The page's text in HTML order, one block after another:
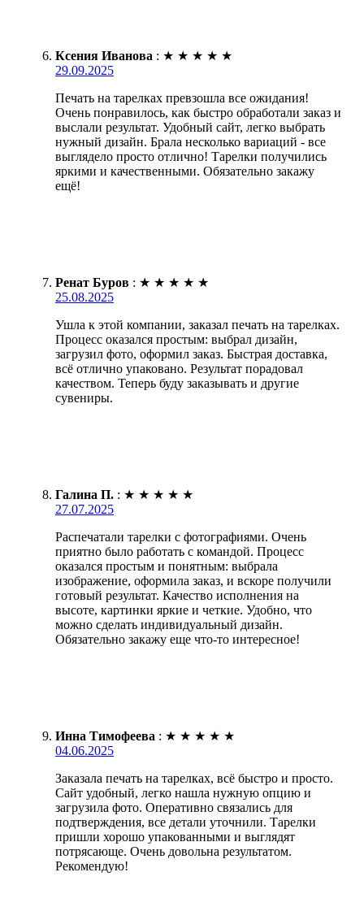
Ксения Иванова : ★ ★ ★ ★ ★
29.09.2025
Печать на тарелках превзошла все ожидания!
Очень понравилось, как быстро обработали заказ и
выслали результат. Удобный сайт, легко выбрать
нужный дизайн. Брала несколько вариаций - все
выглядело просто отлично! Тарелки получились
яркими и качественными. Обязательно закажу
ещё!
Ренат Буров : ★ ★ ★ ★ ★
25.08.2025
Ушла к этой компании, заказал печать на тарелках.
Процесс оказался простым: выбрал дизайн,
загрузил фото, оформил заказ. Быстрая доставка,
всё отлично упаковано. Результат порадовал
качеством. Теперь буду заказывать и другие
сувениры.
Галина П. : ★ ★ ★ ★ ★
27.07.2025
Распечатали тарелки с фотографиями. Очень
приятно было работать с командой. Процесс
оказался простым и понятным: выбрала
изображение, оформила заказ, и вскоре получили
готовый результат. Качество исполнения на
высоте, картинки яркие и четкие. Удобно, что
можно сделать индивидуальный дизайн.
Обязательно закажу еще что-то интересное!
Инна Тимофеева : ★ ★ ★ ★ ★
04.06.2025
Заказала печать на тарелках, всё быстро и просто.
Сайт удобный, легко нашла нужную опцию и
загрузила фото. Оперативно связались для
подтверждения, все детали уточнили. Тарелки
пришли хорошо упакованными и выглядят
потрясающе. Очень довольна результатом.
Рекомендую!